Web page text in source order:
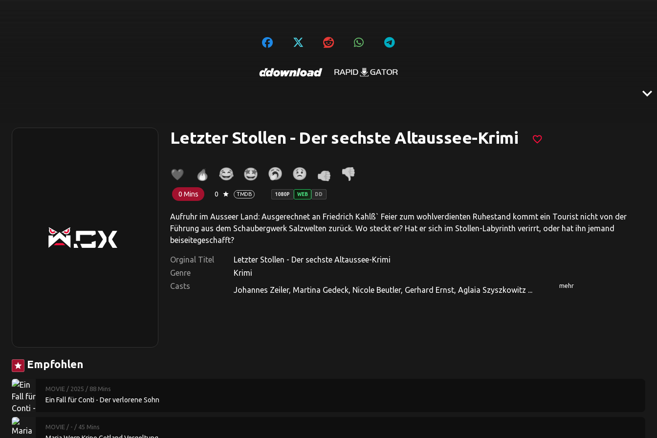
expand_more
Letzter Stollen - Der sechste Altaussee-Krimi favorite_border
0 Mins 0 star TMDB 1080P WEB DD
Aufruhr im Ausseer Land: Ausgerechnet an Friedrich Kahlß` Feier zum wohlverdienten Ruhestand kommt ein Tourist nicht von der
Führung aus dem Schaubergwerk Salzwelten zurück. Wo steckt er? Hat er sich im Stollen-Labyrinth verirrt, oder hat ihn jemand
beiseitegeschafft?
Orginal Titel
Letzter Stollen - Der sechste Altaussee-Krimi
Genre
Krimi
Casts
Johannes Zeiler, Martina Gedeck, Nicole Beutler, Gerhard Ernst, Aglaia Szyszkowitz ...
mehr
star Empfohlen
MOVIE / 2025 / 88 Mins
Ein Fall für Conti - Der verlorene Sohn
MOVIE / - / 45 Mins